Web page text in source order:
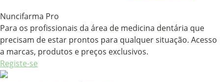
Nuncifarma Pro
Para os profissionais da área de medicina dentária que
precisam de estar prontos para qualquer situação. Acesso
a marcas, produtos e preços exclusivos.
Registe-se